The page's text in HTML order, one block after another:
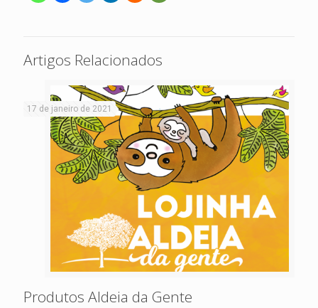
Artigos Relacionados
17 de janeiro de 2021
Produtos Aldeia da Gente